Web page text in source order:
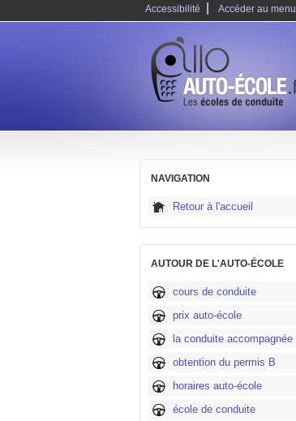
Accessibilité Accéder au menu
NAVIGATION
Retour à l'accueil
AUTOUR DE L'AUTO-ÉCOLE
cours de conduite
prix auto-école
la conduite accompagnée
obtention du permis B
horaires auto-école
école de conduite